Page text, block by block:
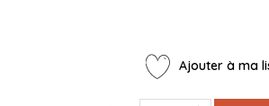
Ajouter à ma